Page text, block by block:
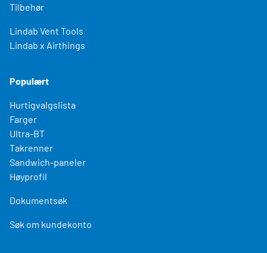
Tilbehør
Lindab Vent Tools
Lindab x Airthings
Populært
Hurtigvalgslista
Farger
Ultra-BT
Takrenner
Sandwich-paneler
Høyprofil
Dokumentsøk
Søk om kundekonto